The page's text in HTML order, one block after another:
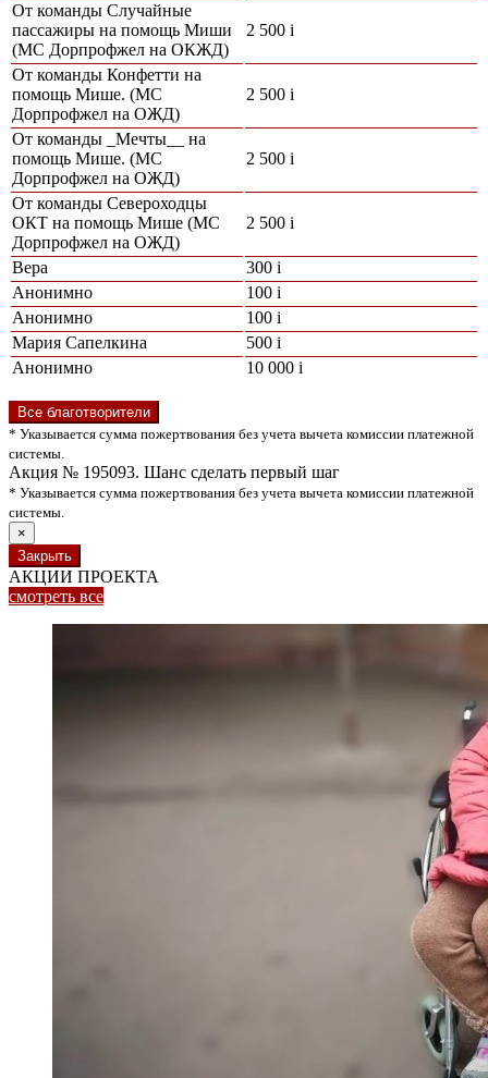
От команды Случайные
пассажиры на помощь Миши
(МС Дорпрофжел на ОКЖД)
2 500 i
От команды Конфетти на
помощь Мише. (МС
Дорпрофжел на ОЖД)
2 500 i
От команды _Мечты__ на
помощь Мише. (МС
Дорпрофжел на ОЖД)
2 500 i
От команды Североходцы
ОКТ на помощь Мише (МС
Дорпрофжел на ОЖД)
2 500 i
Вера 300 i
Анонимно
100 i
Анонимно
100 i
Мария Сапелкина
500 i
Анонимно
10 000 i
Все благотворители
* Указывается сумма пожертвования без учета вычета комиссии платежной
системы.
Акция № 195093. Шанс сделать первый шаг
* Указывается сумма пожертвования без учета вычета комиссии платежной
системы.
×
Закрыть
АКЦИИ ПРОЕКТА
смотреть все